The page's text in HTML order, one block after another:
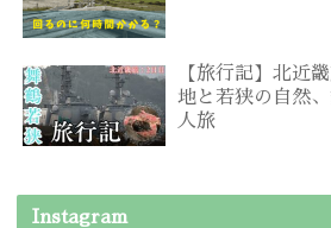
【旅行記】北近
地と若狭の自然
人旅
Instagram